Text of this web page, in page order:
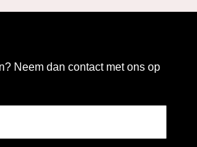
Neem dan contact met ons op